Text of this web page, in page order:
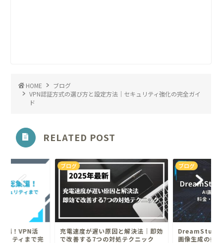
HOME
ブログ
VPN認証方式の選び方と設定方法｜セキュリティ強化の完全ガイ
ド
RELATED POST
編！VPN活
リティまで完
ブログ
充電速度が遅い原因と解決法｜即効
で改善する7つの対処テクニック
ブログ
DreamStudio
画像生成の始